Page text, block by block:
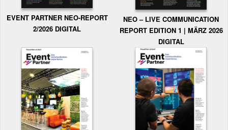
EVENT PARTNER NEO-REPORT
2/2026 DIGITAL
NEO – LIVE COMMUNICATION
REPORT EDITION 1 | MÄRZ 2026
DIGITAL